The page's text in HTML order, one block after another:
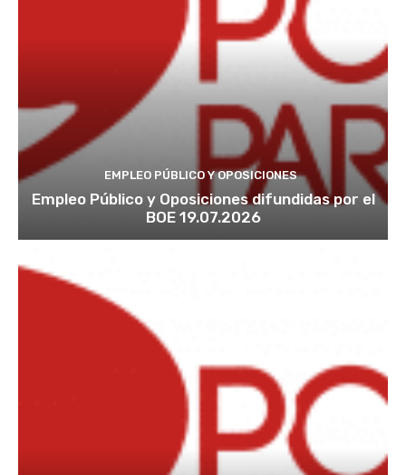
EMPLEO PÚBLICO Y OPOSICIONES
Empleo Público y Oposiciones difundidas por el
BOE 19.07.2026